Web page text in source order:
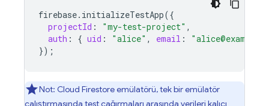
firebase. initializeTestApp({
projectId : "my-test-project" ,
auth : { uid : "alice" , email :
});
Not: Cloud Firestoreemülatörü, tek bir emülatör
çalıştırmasında test çağırmaları arasında verileri kalıcı